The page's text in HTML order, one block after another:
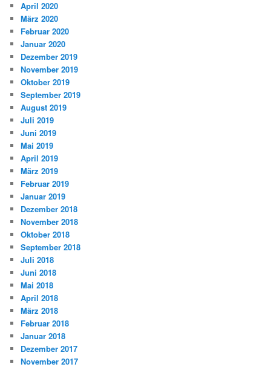
April 2020
März 2020
Februar 2020
Januar 2020
Dezember 2019
November 2019
Oktober 2019
September 2019
August 2019
Juli 2019
Juni 2019
Mai 2019
April 2019
März 2019
Februar 2019
Januar 2019
Dezember 2018
November 2018
Oktober 2018
September 2018
Juli 2018
Juni 2018
Mai 2018
April 2018
März 2018
Februar 2018
Januar 2018
Dezember 2017
November 2017